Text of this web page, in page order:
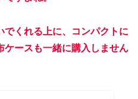
くれる上に、コンパクトに
ケースも一緒に購入しません